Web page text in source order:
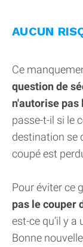
AUCUN
Ce
question de
n'autorise pas
passe-t-il si le
destination se
coupé est
Pour éviter ce
pas le couper
est-ce qu’il y
Bonne